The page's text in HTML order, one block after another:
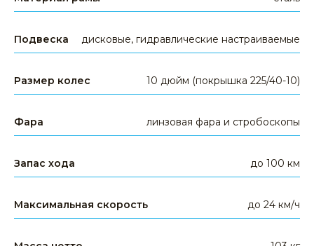
Подвеска дисковые, гидравлические настраиваемые
Размер колес 10 дюйм (покрышка 225/40-10)
Фара линзовая фара и стробоскопы
Запас хода до 100 км
Максимальная скорость до 24 км/ч
+7 391 989-77-00